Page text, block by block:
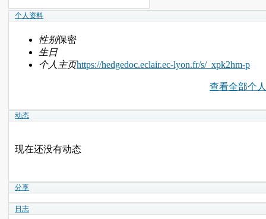
个人资料
性别保密
生日
个人主页https://hedgedoc.eclair.ec-lyon.fr/s/_xpk2hm-p
查看全部个
动态
现在还没有动态
分享
日志